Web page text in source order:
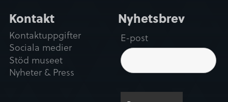
Kontakt
Kontaktuppgifter
Sociala medier
Stöd museet
Nyheter & Press
Nyhetsbrev
E-post